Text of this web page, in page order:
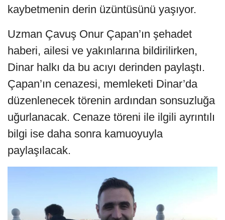
kaybetmenin derin üzüntüsünü yaşıyor.
Uzman Çavuş Onur Çapan’ın şehadet
haberi, ailesi ve yakınlarına bildirilirken,
Dinar halkı da bu acıyı derinden paylaştı.
Çapan’ın cenazesi, memleketi Dinar’da
düzenlenecek törenin ardından sonsuzluğa
uğurlanacak. Cenaze töreni ile ilgili ayrıntılı
bilgi ise daha sonra kamuoyuyla
paylaşılacak.